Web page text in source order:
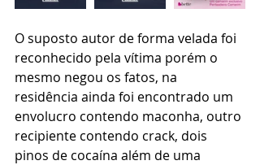
O suposto autor de forma velada foi
reconhecido pela vítima porém o
mesmo negou os fatos, na
residência ainda foi encontrado um
envolucro contendo maconha, outro
recipiente contendo crack, dois
pinos de cocaína além de uma